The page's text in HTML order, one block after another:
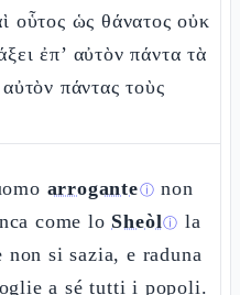
οὗτος ὡς θάνατος οὐκ
ἐπ’ αὐτὸν πάντα τὰ
πάντας τοὺς
arroganteⓘ non
come lo Sheòlⓘ la
non si sazia, e raduna
a sé tutti i popoli.